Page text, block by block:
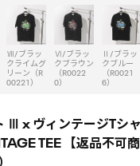
Ⅶ/ブラッ
クライムグ
リーン（R
00221）
Ⅵ/ブラッ
クブラウン
（R0022
0）
Ⅱ/ブラッ
クブルー
（R0021
6）
Ⅲ x ヴィンテージTシ
TEE 【返品不可